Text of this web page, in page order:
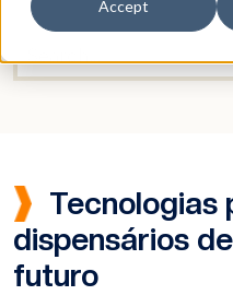
Accept
Tecnologias
dispensários
futuro